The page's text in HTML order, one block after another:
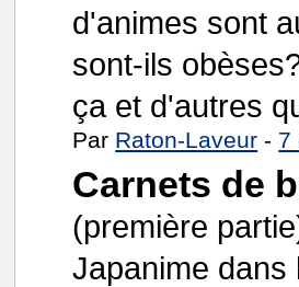
d'animes sont
sont-ils
ça et d'autres
Par Raton-Laveur - 7
Carnets de
(première
Japanime dans